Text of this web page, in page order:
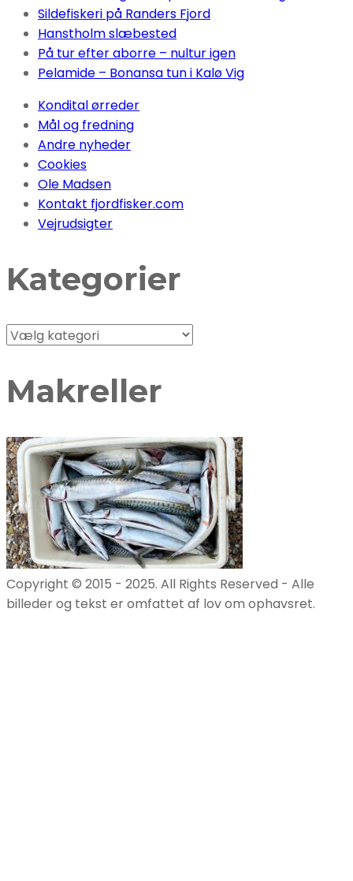
Sildefiskeri på Randers Fjord
Hanstholm slæbested
På tur efter aborre – nultur igen
Pelamide – Bonansa tun i Kalø Vig
Kondital ørreder
Mål og fredning
Andre nyheder
Cookies
Ole Madsen
Kontakt fjordfisker.com
Vejrudsigter
Kategorier
Kategorier
Makreller
Copyright © 2015 - 2025. All Rights Reserved - Alle
billeder og tekst er omfattet af lov om ophavsret.